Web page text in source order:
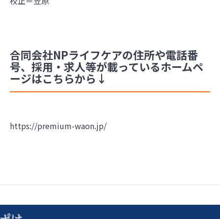
合同会社NPライフケアの住所や電話番
号、採用・求人等が載っているホームペ
ージはこちらから↓
https://premium-waon.jp/